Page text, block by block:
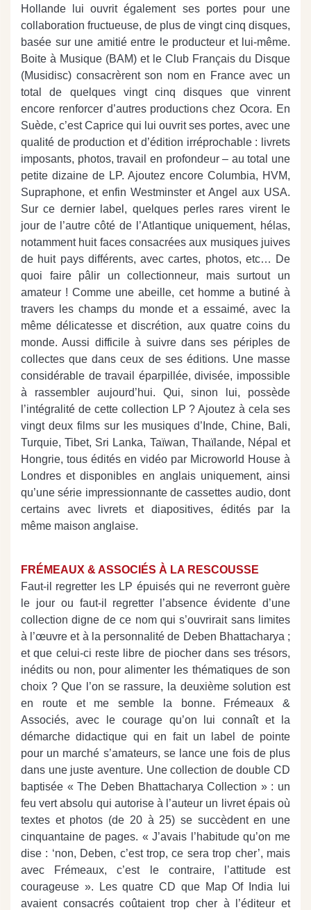
Hollande lui ouvrit également ses portes pour une
collaboration fructueuse, de plus de vingt cinq disques,
basée sur une amitié entre le producteur et lui-même.
Boite à Musique (BAM) et le Club Français du Disque
(Musidisc) consacrèrent son nom en France avec un
total de quelques vingt cinq disques que vinrent
encore renforcer d’autres productions chez Ocora. En
Suède, c’est Caprice qui lui ouvrit ses portes, avec une
qualité de production et d’édition irréprochable : livrets
imposants, photos, travail en profondeur – au total une
petite dizaine de LP. Ajoutez encore Columbia, HVM,
Supraphone, et enfin Westminster et Angel aux USA.
Sur ce dernier label, quelques perles rares virent le
jour de l’autre côté de l’Atlantique uniquement, hélas,
notamment huit faces consacrées aux musiques juives
de huit pays différents, avec cartes, photos, etc… De
quoi faire pâlir un collectionneur, mais surtout un
amateur ! Comme une abeille, cet homme a butiné à
travers les champs du monde et a essaimé, avec la
même délicatesse et discrétion, aux quatre coins du
monde. Aussi difficile à suivre dans ses périples de
collectes que dans ceux de ses éditions. Une masse
considérable de travail éparpillée, divisée, impossible
à rassembler aujourd’hui. Qui, sinon lui, possède
l’intégralité de cette collection LP ? Ajoutez à cela ses
vingt deux films sur les musiques d’Inde, Chine, Bali,
Turquie, Tibet, Sri Lanka, Taïwan, Thaïlande, Népal et
Hongrie, tous édités en vidéo par Microworld House à
Londres et disponibles en anglais uniquement, ainsi
qu’une série impressionnante de cassettes audio, dont
certains avec livrets et diapositives, édités par la
même maison anglaise.
FRÉMEAUX & ASSOCIÉS À LA RESCOUSSE
Faut-il regretter les LP épuisés qui ne reverront guère
le jour ou faut-il regretter l’absence évidente d’une
collection digne de ce nom qui s’ouvrirait sans limites
à l’œuvre et à la personnalité de Deben Bhattacharya ;
et que celui-ci reste libre de piocher dans ses trésors,
inédits ou non, pour alimenter les thématiques de son
choix ? Que l’on se rassure, la deuxième solution est
en route et me semble la bonne. Frémeaux &
Associés, avec le courage qu’on lui connaît et la
démarche didactique qui en fait un label de pointe
pour un marché s’amateurs, se lance une fois de plus
dans une juste aventure. Une collection de double CD
baptisée « The Deben Bhattacharya Collection » : un
feu vert absolu qui autorise à l’auteur un livret épais où
textes et photos (de 20 à 25) se succèdent en une
cinquantaine de pages. « J’avais l’habitude qu’on me
dise : ‘non, Deben, c’est trop, ce sera trop cher’, mais
avec Frémeaux, c’est le contraire, l’attitude est
courageuse ». Les quatre CD que Map Of India lui
avaient consacrés coûtaient trop cher à l’éditeur et